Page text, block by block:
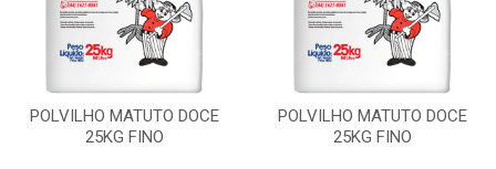
POLVILHO MATUTO DOCE
25KG FINO
POLVILHO MATUTO DOCE
25KG FINO